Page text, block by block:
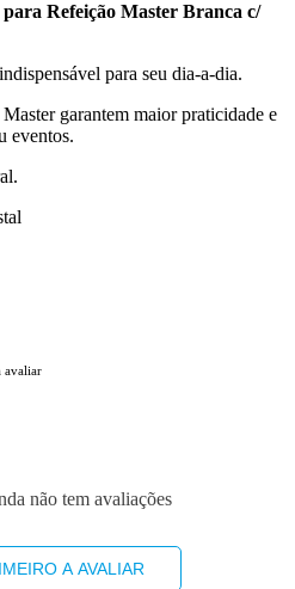
Refeição Master Branca c/
para seu dia-a-dia.
garantem maior praticidade e
eventos.
avaliar
não tem avaliações
A AVALIAR